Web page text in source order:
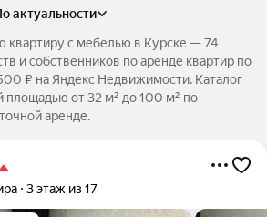
по актуальности
квартиру с мебелью в Курске — 74
и собственников по аренде квартир по
₽ на Яндекс Недвижимости. Каталог
от 32 м² до 100 м² по
аренде.
3 этаж из 17